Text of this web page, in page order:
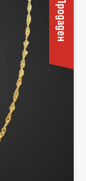
Продаден